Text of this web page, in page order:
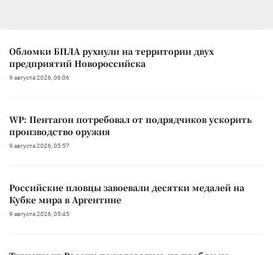
Обломки БПЛА рухнули на территории двух
предприятий Новороссийска
9 августа 2026, 06:06
WP: Пентагон потребовал от подрядчиков ускорить
производство оружия
9 августа 2026, 05:57
Российские пловцы завоевали десятки медалей на
Кубке мира в Аргентине
9 августа 2026, 05:45